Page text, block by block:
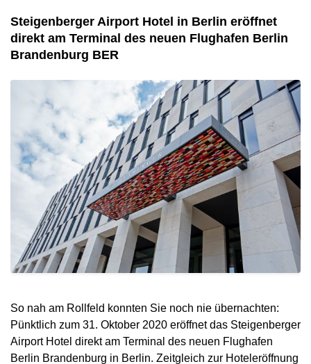
Steigenberger Airport Hotel in Berlin eröffnet
direkt am Terminal des neuen Flughafen Berlin
Brandenburg BER
So nah am Rollfeld konnten Sie noch nie übernachten:
Pünktlich zum 31. Oktober 2020 eröffnet das Steigenberger
Airport Hotel direkt am Terminal des neuen Flughafen
Berlin Brandenburg in Berlin. Zeitgleich zur Hoteleröffnung